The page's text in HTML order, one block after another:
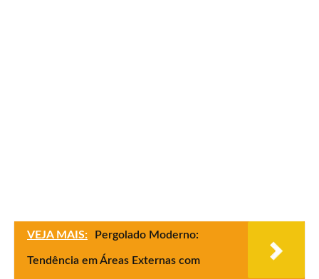
VEJA MAIS: Pergolado Moderno:
Tendência em Áreas Externas com